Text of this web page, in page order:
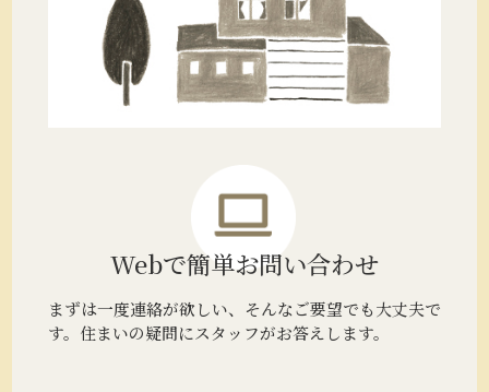
Webで簡単お問い合わせ
まずは一度連絡が欲しい、そんなご要望でも大丈夫で
す。住まいの疑問にスタッフがお答えします。